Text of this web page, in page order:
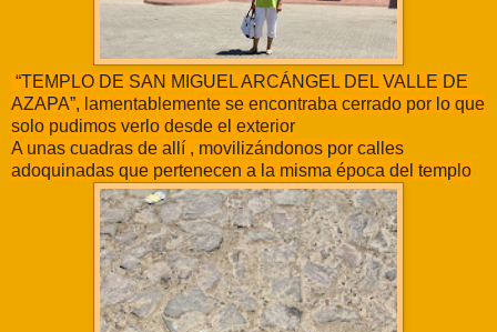
“TEMPLO DE SAN MIGUEL ARCÁNGEL DEL VALLE DE
AZAPA”, lamentablemente se encontraba cerrado por lo que
solo pudimos verlo desde el exterior
A unas cuadras de allí , movilizándonos por calles
adoquinadas que pertenecen a la misma época del templo